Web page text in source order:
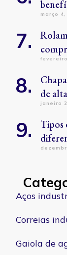
março 4,
de
janeiro
Tipos
Aços
Correias
Gaiola de